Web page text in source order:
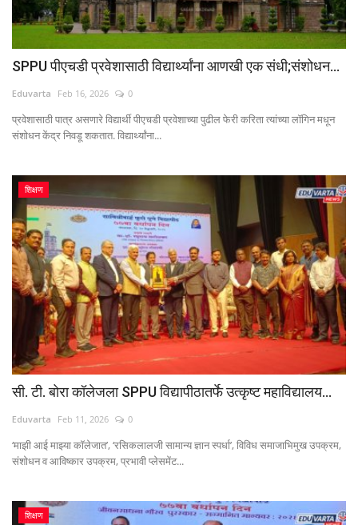
SPPU पीएचडी प्रवेशासाठी विद्यार्थ्यांना आणखी एक संधी;संशोधन...
Eduvarta Feb 16, 2026 0
प्रवेशासाठी पात्र असणारे विद्यार्थी पीएचडी प्रवेशाच्या पुढील फेरी करिता त्यांच्या लॉगिन मधून
संशोधन केंद्र निवडू शकतात. विद्यार्थ्यांना...
शिक्षण
सी. टी. बोरा कॉलेजला SPPU विद्यापीठातर्फे उत्कृष्ट महाविद्यालय...
Eduvarta Feb 11, 2026 0
‘माझी आई माझ्या कॉलेजात’, ‘रसिकलालजी सामान्य ज्ञान स्पर्धा’, विविध समाजाभिमुख उपक्रम,
संशोधन व आविष्कार उपक्रम, प्रभावी प्लेसमेंट...
शिक्षण